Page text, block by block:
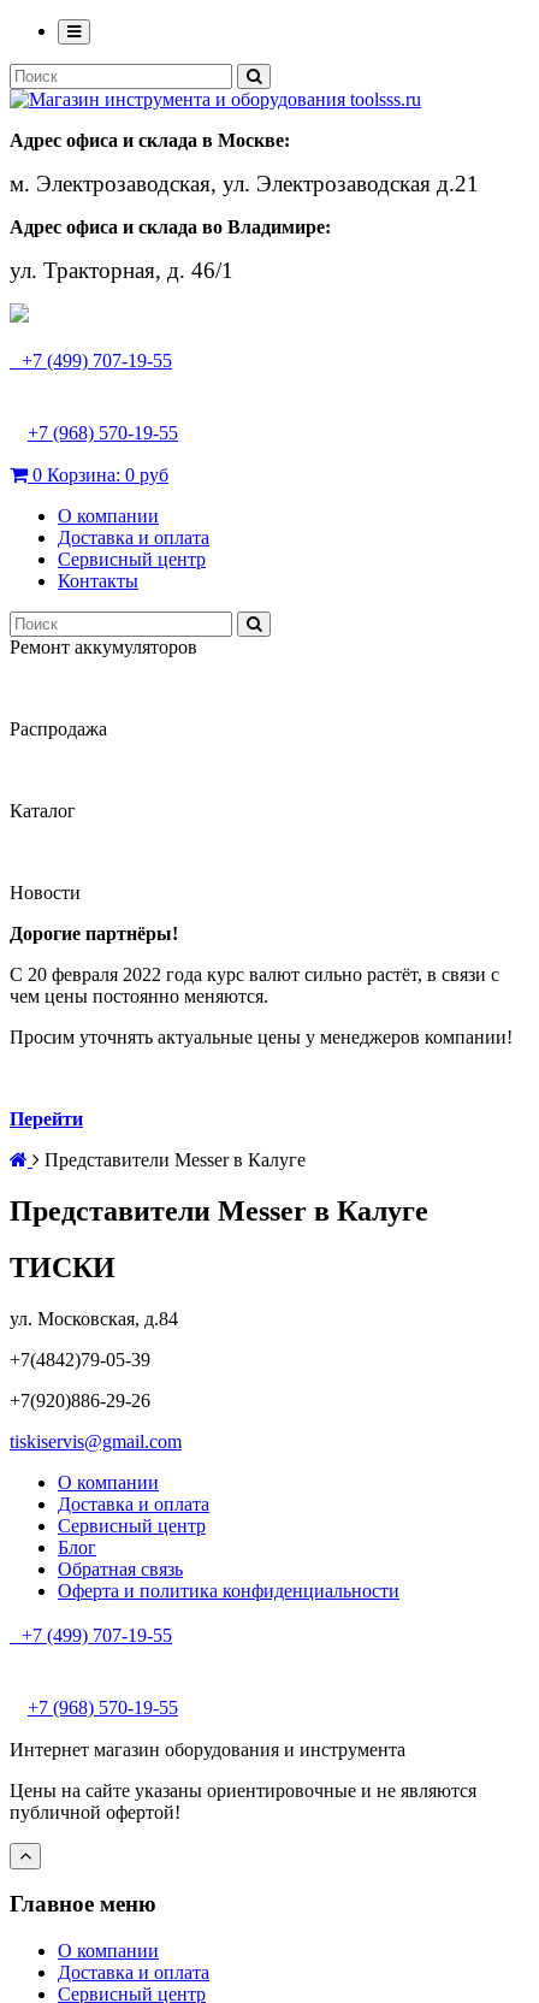
Адрес офиса и склада в Москве:
м. Электрозаводская, ул. Электрозаводская д.21
Адрес офиса и склада во Владимире:
ул. Тракторная, д. 46/1
+7 (499) 707-19-55
+7 (968) 570-19-55
0 Корзина: 0 руб
О компании
Доставка и оплата
Сервисный центр
Контакты
Ремонт аккумуляторов
Распродажа
Каталог
Новости
Дорогие партнёры!
С 20 февраля 2022 года курс валют сильно растёт, в связи с
чем цены постоянно меняются.
Просим уточнять актуальные цены у менеджеров компании!
Перейти
Представители Messer в Калуге
Представители Messer в Калуге
ТИСКИ
ул. Московская, д.84
+7(4842)79-05-39
+7(920)886-29-26
tiskiservis@gmail.com
О компании
Доставка и оплата
Сервисный центр
Блог
Обратная связь
Оферта и политика конфиденциальности
+7 (499) 707-19-55
+7 (968) 570-19-55
Интернет магазин оборудования и инструмента
Цены на сайте указаны ориентировочные и не являются
публичной офертой!
Главное меню
О компании
Доставка и оплата
Сервисный центр